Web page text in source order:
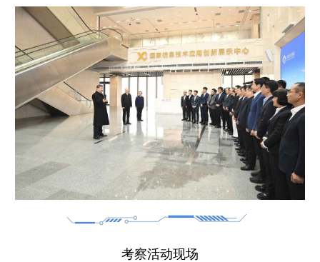
陕西 甘肃 青海 宁夏
新疆 内蒙古 黑龙江
多语种频道
English Español Français عربى
Русский язык 日本語 한국어
Deutsch Português
考察活动现场